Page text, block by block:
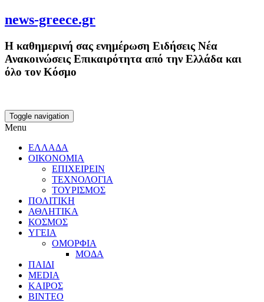
news-greece.gr
Η καθημερινή σας ενημέρωση Ειδήσεις Νέα
Ανακοινώσεις Επικαιρότητα από την Ελλάδα και
όλο τον Κόσμο
Toggle navigation
Menu
ΕΛΛΑΔΑ
ΟΙΚΟΝΟΜΙΑ
ΕΠΙΧΕΙΡΕΙΝ
ΤΕΧΝΟΛΟΓΙΑ
ΤΟΥΡΙΣΜΟΣ
ΠΟΛΙΤΙΚΗ
ΑΘΛΗΤΙΚΑ
ΚΟΣΜΟΣ
ΥΓΕΙΑ
ΟΜΟΡΦΙΑ
ΜΟΔΑ
ΠΑΙΔΙ
MEDIA
ΚΑΙΡΟΣ
ΒΙΝΤΕΟ